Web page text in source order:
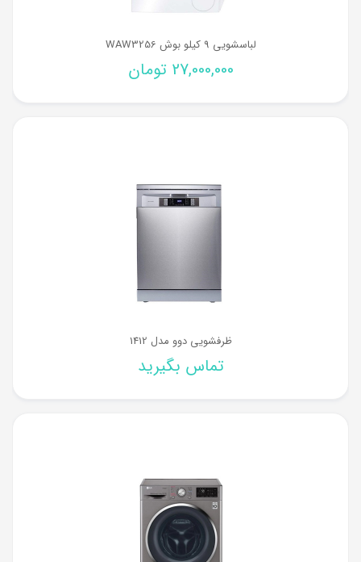
لباسشویی 9 کیلو بوش WAW3256
27,000,000 تومان
ظرفشویی دوو مدل 1412
تماس بگیرید